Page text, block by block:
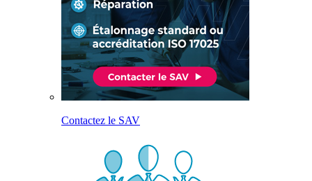
Contactez le SAV